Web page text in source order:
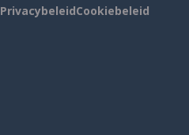
PrivacybeleidCookiebeleid